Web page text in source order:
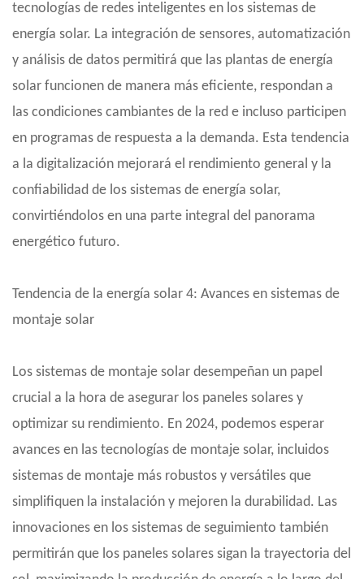
tecnologías de redes inteligentes en los sistemas de
energía solar. La integración de sensores, automatización
y análisis de datos permitirá que las plantas de energía
solar funcionen de manera más eficiente, respondan a
las condiciones cambiantes de la red e incluso participen
en programas de respuesta a la demanda. Esta tendencia
a la digitalización mejorará el rendimiento general y la
confiabilidad de los sistemas de energía solar,
convirtiéndolos en una parte integral del panorama
energético futuro.
Tendencia de la energía solar 4: Avances en sistemas de
montaje solar
Los sistemas de montaje solar desempeñan un papel
crucial a la hora de asegurar los paneles solares y
optimizar su rendimiento. En 2024, podemos esperar
avances en las tecnologías de montaje solar, incluidos
sistemas de montaje más robustos y versátiles que
simplifiquen la instalación y mejoren la durabilidad. Las
innovaciones en los sistemas de seguimiento también
permitirán que los paneles solares sigan la trayectoria del